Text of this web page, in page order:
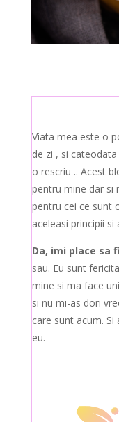
Viata mea este o
de zi , si
o rescriu .. Acest
pentru mine dar si
pentru cei ce sunt
aceleasi principii si
Da, imi place sa
sau. Eu sunt
mine si ma face
si nu mi-as dori
care sunt acum.
eu.